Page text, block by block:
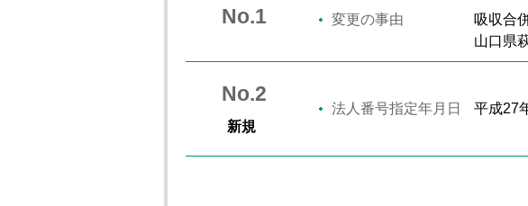
No.1
変更の事由
吸収合
山口県
No.2
新規
法人番号指定年月日 平成27